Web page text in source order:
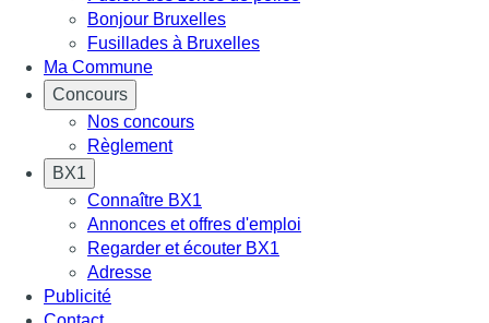
Bonjour Bruxelles
Fusillades à Bruxelles
Ma Commune
Concours
Nos concours
Règlement
BX1
Connaître BX1
Annonces et offres d'emploi
Regarder et écouter BX1
Adresse
Publicité